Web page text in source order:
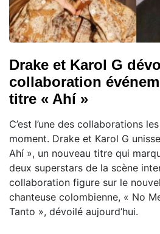
Drake et Karol G
collaboration
titre « Ahí »
C’est l’une des collaborations
moment. Drake et Karol G
Ahí », un nouveau titre qui
deux superstars de la scène
collaboration figure sur le
chanteuse colombienne, « No
Tanto », dévoilé aujourd’hui.